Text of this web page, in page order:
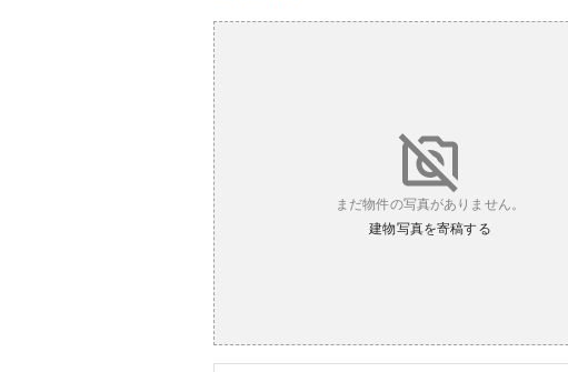
まだ物件の写真がありません。
建物写真を寄稿する